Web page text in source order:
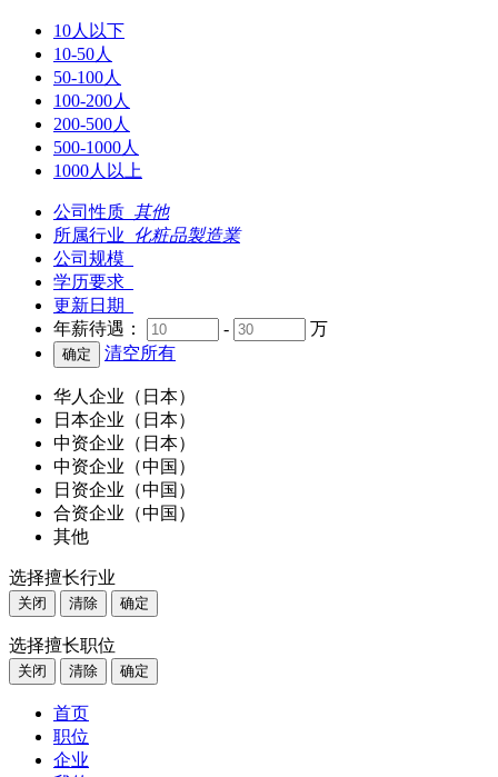
10人以下
10-50人
50-100人
100-200人
200-500人
500-1000人
1000人以上
公司性质 其他
所属行业 化粧品製造業
公司规模
学历要求
更新日期
年薪待遇：
-
万
清空所有
华人企业（日本）
日本企业（日本）
中资企业（日本）
中资企业（中国）
日资企业（中国）
合资企业（中国）
其他
选择擅长行业
关闭 清除 确定
选择擅长职位
关闭 清除 确定
首页
职位
企业